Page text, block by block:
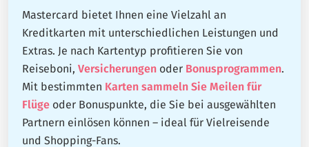
Unser Ziel bei Kreditkarten360 ist es, Ihnen alle notwendigen
Informationen zur Verfügung zu stellen, damit Sie eine kluge
Entscheidung treffen können, die zu Ihren Finanzen passt.
Mastercard bietet Ihnen eine Vielzahl an
Kreditkarten mit unterschiedlichen Leistungen und
Extras. Je nach Kartentyp profitieren Sie von
Reiseboni, Versicherungen oder Bonusprogrammen.
Mit bestimmten Karten sammeln Sie Meilen für
Flüge oder Bonuspunkte, die Sie bei ausgewählten
Partnern einlösen können – ideal für Vielreisende
und Shopping-Fans.